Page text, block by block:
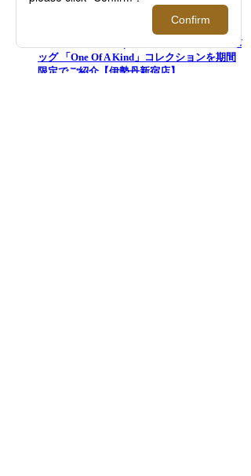
＜モロー・パリ＞｜マーカージュペイントバ
ッグ 「One Of A Kind」コレクションを期間
限定でご紹介【伊勢丹新宿店】